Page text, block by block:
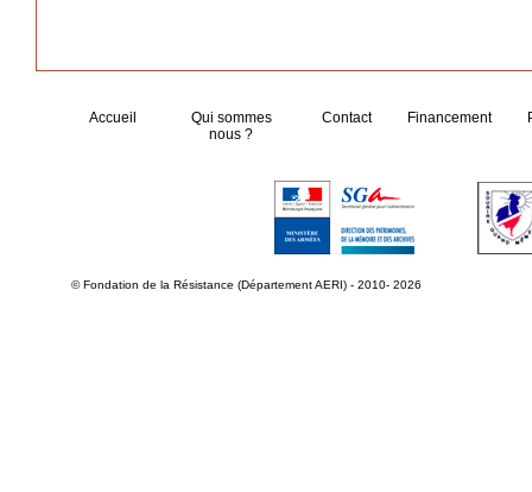
Accueil
Qui sommes
nous ?
Contact Financement
© Fondation de la Résistance (Département AERI) - 2010- 2026